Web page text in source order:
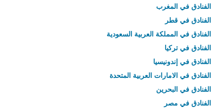
الفنادق في المغرب
الفنادق في قطر
الفنادق في المملكة العربية السعودية
الفنادق في تركيا
الفنادق في إندونيسيا
الفنادق في الامارات العربية المتحدة
الفنادق في البحرين
الفنادق في مصر